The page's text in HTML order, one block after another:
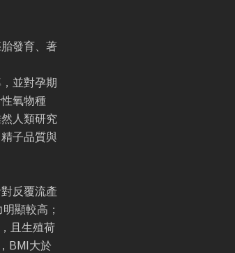
發育、著
並對孕期
氧物種
人類研究
子品質與
反覆流產
顯較高；
且生殖荷
BMI大於